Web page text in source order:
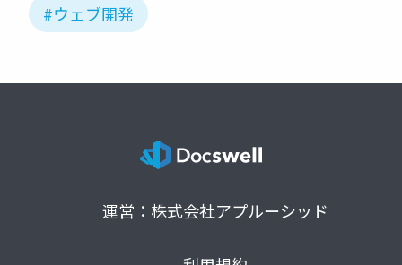
#ウェブ開発
運営：株式会社アプルーシッド